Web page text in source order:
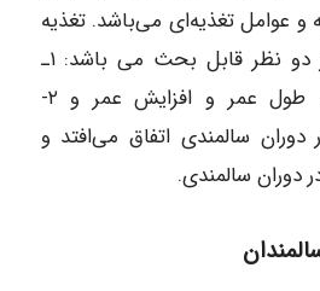
مؤثر بر سالمندی، تغذیه و عوامل تغذیه‌ای می‌‎باشد. تغذیه
در سالمندان حداقل از دو نظر قابل بحث می‌‎ باشد: ۱ـ
نقش تغذیه در ارتقاء طول عمر و افزایش عمر و ۲-
مشکلات غذائی که در دوران سالمندی اتفاق می‌‎افتد و